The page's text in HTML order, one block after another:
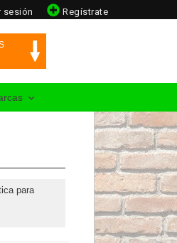
Regístrate
sesión
para